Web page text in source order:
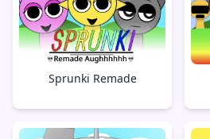
Sprunki Remade